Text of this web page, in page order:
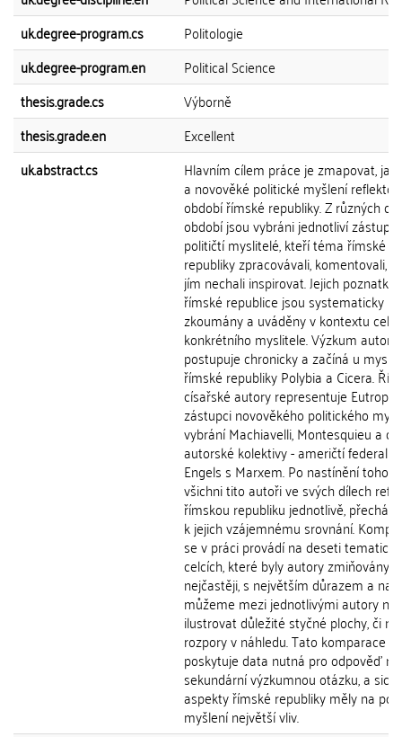
uk.degree-program.cs
Politologie
uk.degree-program.en
Political Science
thesis.grade.cs
Výborně
thesis.grade.en
Excellent
uk.abstract.cs
Hlavním cílem práce je zmapovat,
a novověké politické myšlení
období římské republiky. Z různých
období jsou vybráni jednotliví zástupní
političtí myslitelé, kteří téma římské
republiky zpracovávali, komentovali,
jím nechali inspirovat. Jejich poznatky
římské republice jsou systematicky
zkoumány a uváděny v kontextu
konkrétního myslitele. Výzkum autorů
postupuje chronicky a začíná u
římské republiky Polybia a Cicera.
císařské autory representuje
zástupci novověkého politického
vybrání Machiavelli, Montesquieu a
autorské kolektivy - američtí
Engels s Marxem. Po nastínění toho,
všichni tito autoři ve svých dílech
římskou republiku jednotlivě,
k jejich vzájemnému srovnání.
se v práci provádí na deseti
celcích, které byly autory zmiňovány
nejčastěji, s největším důrazem a na
můžeme mezi jednotlivými autory
ilustrovat důležité styčné plochy, či
rozpory v náhledu. Tato komparace
poskytuje data nutná pro odpověď na
sekundární výzkumnou otázku, a
aspekty římské republiky měly na
myšlení největší vliv.